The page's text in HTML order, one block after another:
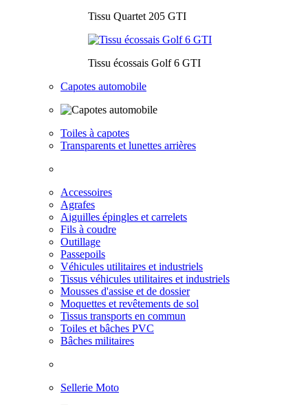
Tissu Quartet 205 GTI
Tissu écossais Golf 6 GTI
Capotes automobile
Toiles à capotes
Transparents et lunettes arrières
Accessoires
Agrafes
Aiguilles épingles et carrelets
Fils à coudre
Outillage
Passepoils
Véhicules utilitaires et industriels
Tissus véhicules utilitaires et industriels
Mousses d'assise et de dossier
Moquettes et revêtements de sol
Tissus transports en commun
Toiles et bâches PVC
Bâches militaires
Sellerie Moto